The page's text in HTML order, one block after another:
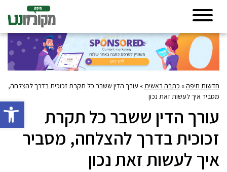
פתח
חדשות חיפה» כתבה ראשית» עורך הדין ששבר כל תקרת זכוכית בדרך להצלחה,
מסביר איך לעשות זאת נכון
עורך הדין ששבר כל תקרת
זכוכית בדרך להצלחה, מסביר
איך לעשות זאת נכון